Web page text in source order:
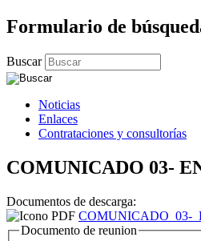
Formulario de
Buscar
Noticias
Enlaces
Contrataciones y consultorías
COMUNICADO 03-
Documentos de descarga:
COMUNICADO_03-
Documento de reunion